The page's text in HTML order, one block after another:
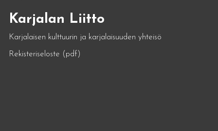
Karjalan Liitto
Karjalaisen kulttuurin ja karjalaisuuden yhteisö
Rekisteriseloste (pdf)